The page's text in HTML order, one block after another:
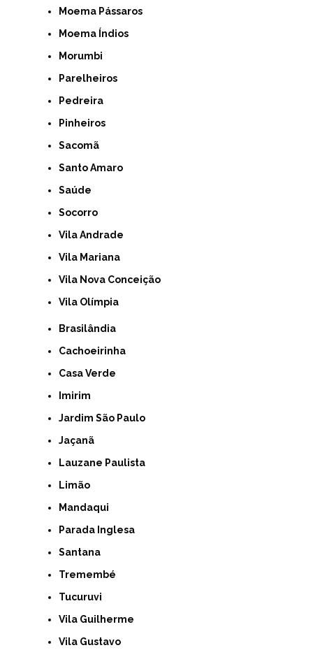
Moema Pássaros
Moema Índios
Morumbi
Parelheiros
Pedreira
Pinheiros
Sacomã
Santo Amaro
Saúde
Socorro
Vila Andrade
Vila Mariana
Vila Nova Conceição
Vila Olímpia
Brasilândia
Cachoeirinha
Casa Verde
Imirim
Jardim São Paulo
Jaçanã
Lauzane Paulista
Limão
Mandaqui
Parada Inglesa
Santana
Tremembé
Tucuruvi
Vila Guilherme
Vila Gustavo